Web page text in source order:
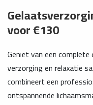
voor €130
Geniet van een
verzorging en relaxatie
combineert een
ontspannende